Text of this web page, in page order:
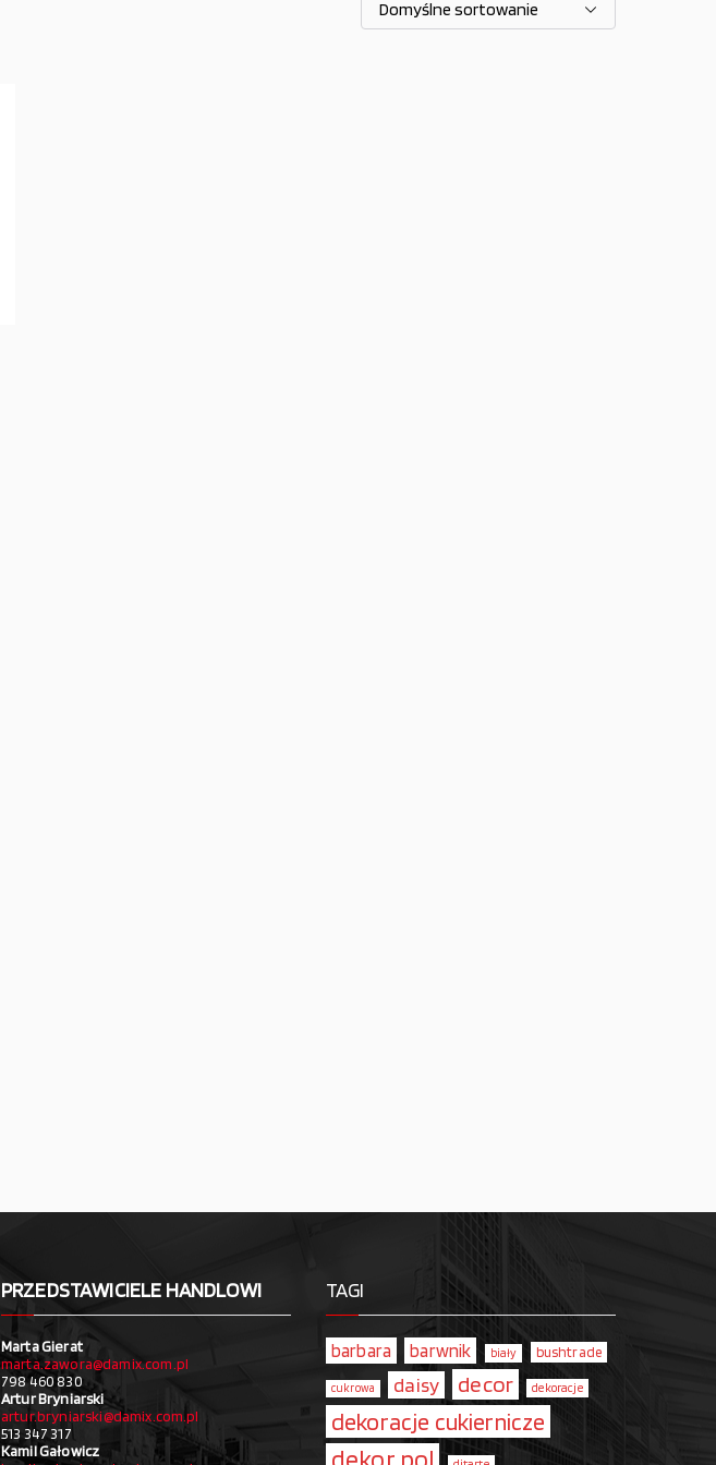
PRZEDSTAWICIELE HANDLOWI
Marta Gierat
marta.zawora@damix.com.pl
798 460 830
Artur Bryniarski
artur.bryniarski@damix.com.pl
513 347 317
Kamil Gałowicz
TAGI
barbara barwnik biały bushtrade
cukrowa daisy decor dekoracje
dekoracje cukiernicze